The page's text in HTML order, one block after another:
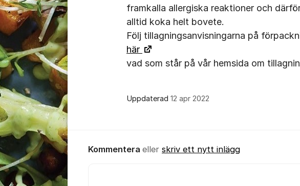
framkalla allergiska reaktioner och
alltid koka helt bovete.
Följ tillagningsanvisningarna på
här
vad som står på vår hemsida om
Uppdaterad 12 apr 2022
Kommentera eller skriv ett nytt inlägg